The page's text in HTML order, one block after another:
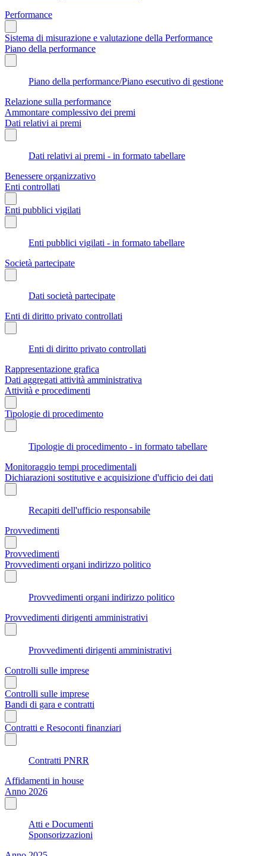
Performance
Sistema di misurazione e valutazione della Performance
Piano della performance
Piano della performance/Piano esecutivo di gestione
Relazione sulla performance
Ammontare complessivo dei premi
Dati relativi ai premi
Dati relativi ai premi - in formato tabellare
Benessere organizzativo
Enti controllati
Enti pubblici vigilati
Enti pubblici vigilati - in formato tabellare
Società partecipate
Dati società partecipate
Enti di diritto privato controllati
Enti di diritto privato controllati
Rappresentazione grafica
Dati aggregati attività amministrativa
Attività e procedimenti
Tipologie di procedimento
Tipologie di procedimento - in formato tabellare
Monitoraggio tempi procedimentali
Dichiarazioni sostitutive e acquisizione d'ufficio dei dati
Recapiti dell'ufficio responsabile
Provvedimenti
Provvedimenti
Provvedimenti organi indirizzo politico
Provvedimenti organi indirizzo politico
Provvedimenti dirigenti amministrativi
Provvedimenti dirigenti amministrativi
Controlli sulle imprese
Controlli sulle imprese
Bandi di gara e contratti
Contratti e Resoconti finanziari
Contratti PNRR
Affidamenti in house
Anno 2026
Atti e Documenti
Sponsorizzazioni